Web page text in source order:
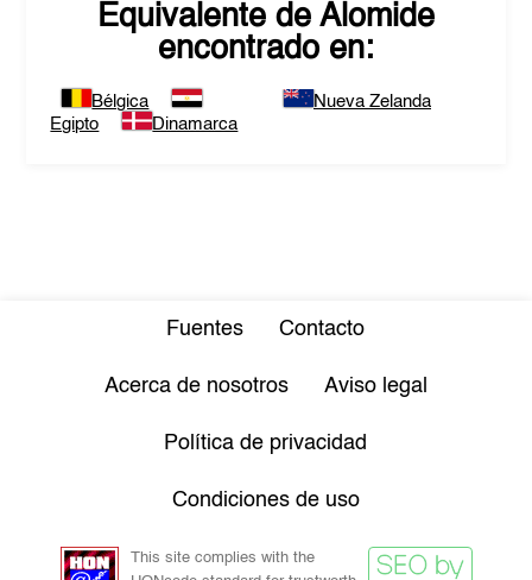
Equivalente de Alomide
encontrado en:
Bélgica
Egipto
Dinamarca
Nueva Zelanda
Fuentes Contacto
Acerca de nosotros Aviso legal
Política de privacidad
Condiciones de uso
This site complies with the